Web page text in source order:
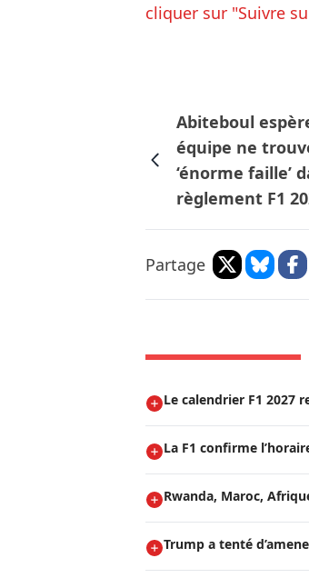
cliquer sur "Suivre
Abiteboul
équipe ne
‘énorme faille’
règlement F1
Partage
Le calendrier F1 2027
La F1 confirme
Rwanda, Maroc,
Trump a tenté